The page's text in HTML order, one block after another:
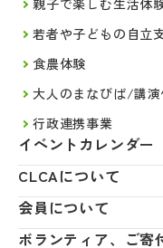
若者や子どもの自立
食農体験
大人のまなびば/講
行政連携事業
イベントカレンダー
CLCAについて
会員について
ボランティア、ご寄